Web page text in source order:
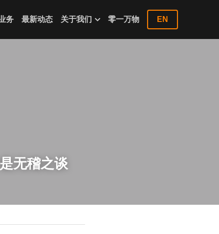
务 最新动态 关于我们 零一万物 EN
无稽之谈